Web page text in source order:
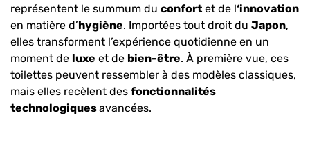
représentent le summum du confort et de l‘innovation
en matière d’hygiène. Importées tout droit du Japon,
elles transforment l’expérience quotidienne en un
moment de luxe et de bien-être. À première vue, ces
toilettes peuvent ressembler à des modèles classiques,
mais elles recèlent des fonctionnalités
technologiquesavancées.